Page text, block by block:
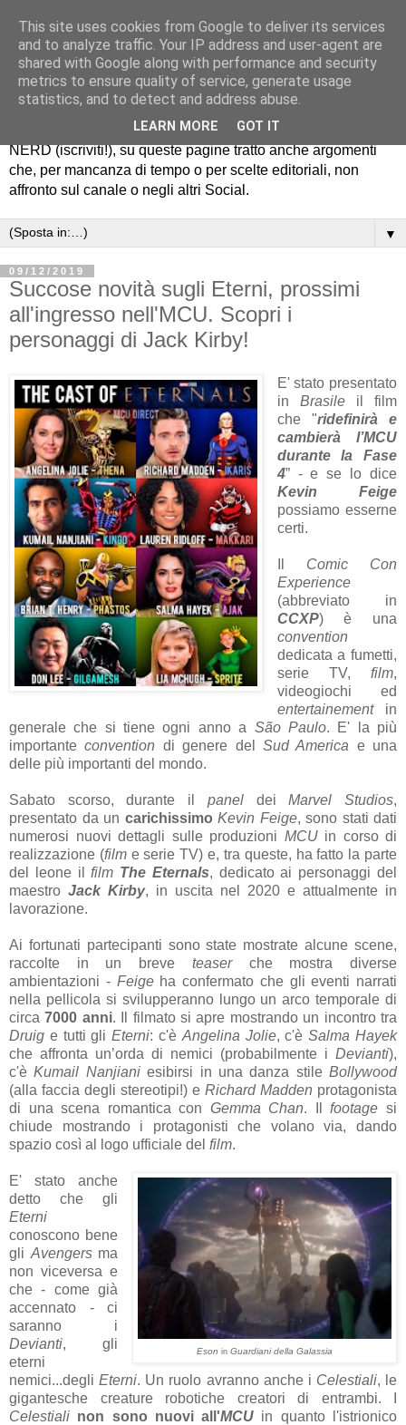
Old Fart Nerd
Ciao, io sono RoB e su questo Blog scrivo di fumetti, cinema
e serie, cultura Pop e "Social Media Evolution". Oltre a
pubblicare i video del mio canale YouTube OLD FART
NERD (iscriviti!), su queste pagine tratto anche argomenti
che, per mancanza di tempo o per scelte editoriali, non
affronto sul canale o negli altri Social.
▼
09/12/2019
Succose novità sugli Eterni, prossimi
all'ingresso nell'MCU. Scopri i
personaggi di Jack Kirby!
E' stato presentato
in Brasileil film
che "ridefinirà e
cambierà l’MCU
durante la Fase
4” - e se lo dice
Kevin Feige
possiamo esserne
certi.
Comic Con
Experience
(abbreviato in
CCXP) è una
convention
dedicata a fumetti,
serie TV, film,
videogiochi ed
entertainement in
generale che si tiene ogni anno a São Paulo. E' la più
importanteconvention di genere del Sud America e una
delle più importanti del mondo.
Sabato scorso, durante il panel deiMarvel Studios,
presentato da un carichissimo Kevin Feige, sono stati dati
numerosi nuovi dettagli sulle produzioni MCU in corso di
realizzazione (film e serie TV) e, tra queste, ha fatto la parte
del leone ilfilm The Eternals, dedicato ai personaggi del
maestro Jack Kirby, in uscita nel 2020 e attualmente in
lavorazione.
Ai fortunati partecipanti sono state mostrate alcune scene,
raccolte in un breve teaser che mostra diverse
ambientazioni - Feige ha confermato che gli eventi narrati
nella pellicola si svilupperanno lungo un arco temporale di
circa7000 anni. Il filmato si apre mostrando un incontro tra
Druig e tutti gliEterni: c'è Angelina Jolie, c'èSalma Hayek
che affronta un’orda di nemici (probabilmente i Devianti),
c'èKumail Nanjianiesibirsi in una danza stile Bollywood
(alla faccia degli stereotipi!) e Richard Madden protagonista
di una scena romantica con Gemma Chan. Ilfootagesi
chiude mostrando i protagonisti che volano via, dando
spazio così al logo ufficiale del film.
Eson in Guardiani della Galassia
E' stato anche
detto che gli
Eterni
conoscono bene
gli Avengers ma
non viceversa e
che - come già
accennato - ci
saranno i
Devianti, gli
eterni
nemici...degliEterni. Un ruolo avranno anche i Celestiali, le
gigantesche creature robotiche creatori di entrambi. I
Celestiali non sono nuovi all'MCU in quanto l'istrionico
This site uses cookies from Google to deliver its services
and to analyze traffic. Your IP address and user-agent are
shared with Google along with performance and security
metrics to ensure quality of service, generate usage
statistics, and to detect and address abuse.
LEARN MORE GOT IT